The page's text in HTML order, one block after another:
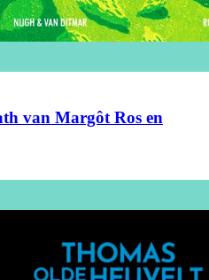
van Margôt Ros en